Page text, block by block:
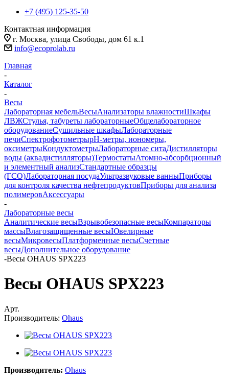
+7 (495) 125-35-50
Контактная информация
г. Москва, улица Свободы, дом 61 к.1
info@ecoprolab.ru
Главная
-
Каталог
-
Весы
Лабораторная мебельВесыАнализаторы влажностиШкафы
ЛВЖСтулья, табуреты лабораторныеОбщелабораторное
оборудованиеСушильные шкафыЛабораторные
печиСпектрофотометрыpH-метры, иономеры,
оксиметрыКондуктометрыЛабораторные ситаДистилляторы
воды (аквадистилляторы)ТермостатыАтомно-абсорбционный
и элементный анализСтандартные образцы
(ГСО)Лабораторная посудаУльтразвуковые ванныПриборы
для контроля качества нефтепродуктовПриборы для анализа
полимеровАксессуары
-
Лабораторные весы
Аналитические весыВзрывобезопасные весыКомпараторы
массыВлагозащищенные весыЮвелирные
весыМикровесыПлатформенные весыСчетные
весыДополнительное оборудование
-Весы OHAUS SPX223
Весы OHAUS SPX223
Арт.
Производитель: Ohaus
Производитель: Ohaus